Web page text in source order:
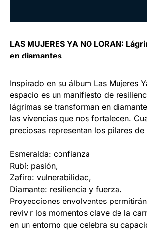
LAS MUJERES YA NO LORAN:
en diamantes
Inspirado en su álbum Las Mujeres
espacio es un manifiesto de
lágrimas se transforman en
las vivencias que nos fortalecen.
preciosas representan los pilares
Esmeralda: confianza
Rubí: pasión,
Zafiro: vulnerabilidad,
Diamante: resiliencia y fuerza.
Proyecciones envolventes
revivir los momentos clave de la
en un entorno que celebra su